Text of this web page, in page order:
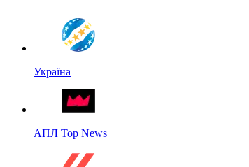
Україна
АПЛ Top News